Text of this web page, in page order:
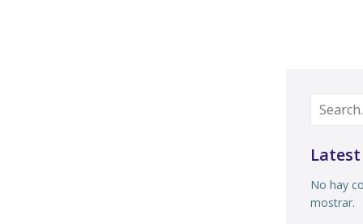
No hay
mostrar.